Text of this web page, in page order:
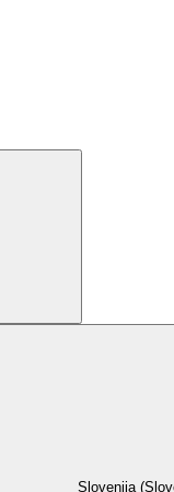
Slovenija